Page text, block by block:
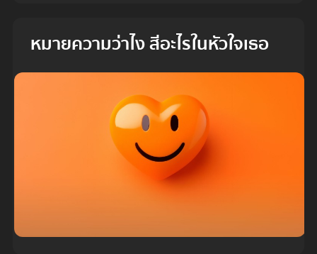
หมายความว่าไง สีอะไรในหัวใจเธอ